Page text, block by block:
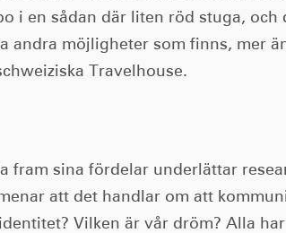
i en sådan där liten röd stuga,
andra möjligheter som finns, mer
Travelhouse.
fram sina fördelar underlättar
att det handlar om att
Vilken är vår dröm? Alla